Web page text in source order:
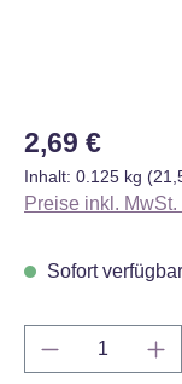
Regulärer Preis:
2,69 €
Inhalt: 0.125 kg
Preise inkl.
Sofort
Produkt